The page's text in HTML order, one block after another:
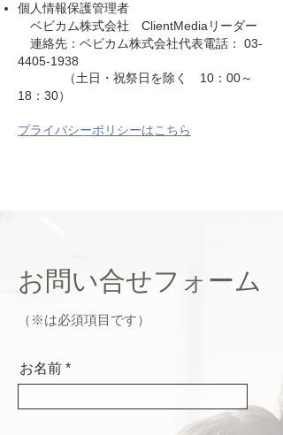
個人情報保護管理者
ベビカム株式会社 ClientMediaリーダー
連絡先：ベビカム株式会社代表電話： 03-
4405-1938
（土日・祝祭日を除く 10：00～
18：30）
プライバシーポリシーはこちら
お問い合せフォーム
（※は必須項目です）
お名前